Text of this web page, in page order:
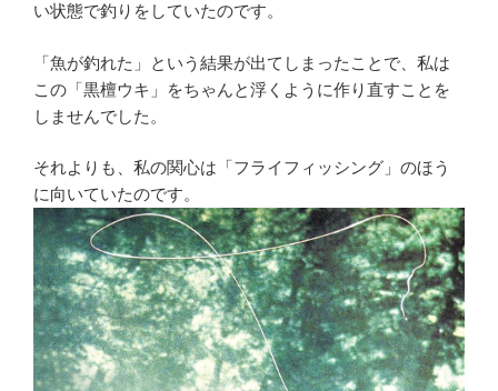
い状態で釣りをしていたのです。
「魚が釣れた」という結果が出てしまったことで、私は
この「黒檀ウキ」をちゃんと浮くように作り直すことを
しませんでした。
それよりも、私の関心は「フライフィッシング」のほう
に向いていたのです。